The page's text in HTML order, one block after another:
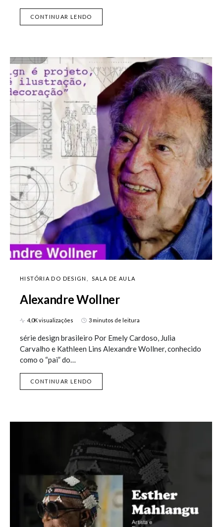
CONTINUAR LENDO
HISTÓRIA DO DESIGN SALA DE AULA
Alexandre Wollner
4,0K visualizações 3 minutos de leitura
série design brasileiro Por Emely Cardoso, Julia
Carvalho e Kathleen Lins Alexandre Wollner, conhecido
como o “pai” do…
CONTINUAR LENDO